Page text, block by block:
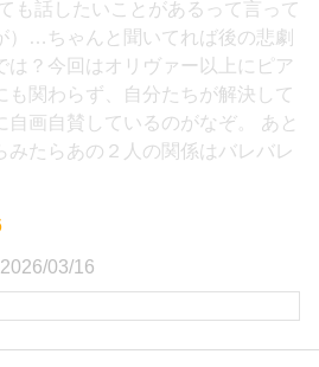
も話したいことがあるって言って
）…ちゃんと聞いてれば後の悲劇
は？今回はオリヴァー以上にピア
も関わらず、自分たちが解決して
自画自賛しているのがなぞ。 あと
みたらあの２人の関係はバレバレ
2026/03/16